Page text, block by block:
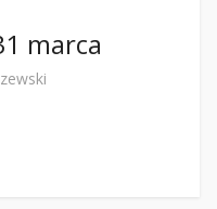
marca
i Ty – 27 grudnia
ks. Stefan Radziszewski